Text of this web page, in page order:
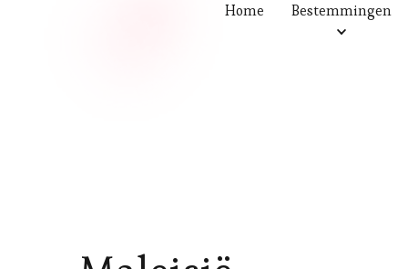
Home Bestemmingen